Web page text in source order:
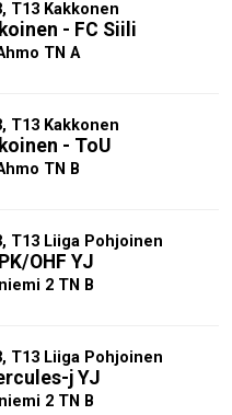
T13 Kakkonen
- FC Siili
TN A
T13 Kakkonen
- ToU
TN B
T13 Liiga Pohjoinen
OHF YJ
2 TN B
T13 Liiga Pohjoinen
j YJ
2 TN B